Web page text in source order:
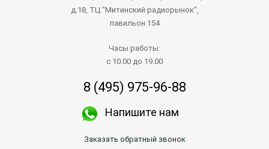
д.18, ТЦ "Митинский радиорынок",
павильон 154
Часы работы:
с 10.00 до 19.00
8 (495) 975-96-88
Напишите нам
Заказать обратный звонок